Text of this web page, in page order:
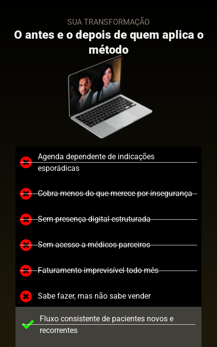
SUA TRANSFORMAÇÃO
O antes e o depois de quem aplica o
método
Agenda dependente de indicações
esporádicas
Cobra menos do que merece por insegurança
Sem presença digital estruturada
Sem acesso a médicos parceiros
Faturamento imprevisível todo mês
Sabe fazer, mas não sabe vender
Fluxo consistente de pacientes novos e
recorrentes